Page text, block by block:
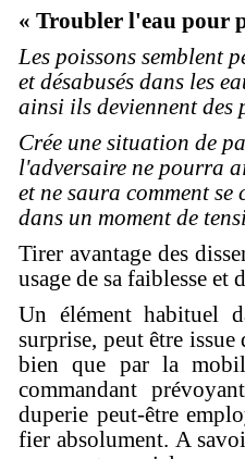
« Troubler l'eau pour
Les poissons semblent
et désabusés dans les
ainsi ils deviennent des
Crée une situation de
l'adversaire ne pourra
et ne saura comment se
dans un moment de
Tirer avantage des
usage de sa faiblesse et
Un élément habituel
surprise, peut être
bien que par la
commandant
duperie peut-être
fier absolument. A